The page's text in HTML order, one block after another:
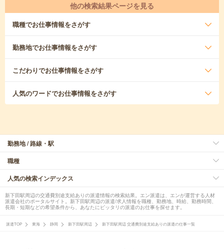
他の検索結果ページを見る
職種でお仕事情報をさがす
勤務地でお仕事情報をさがす
こだわりでお仕事情報をさがす
人気のワードでお仕事情報をさがす
勤務地 / 路線・駅
職種
人気の検索インデックス
新下田駅周辺の交通費別途支給ありの派遣情報の検索結果。エン派遣は、エンが運営する人材
派遣会社のポータルサイト。新下田駅周辺の派遣/求人情報を職種、勤務地、時給、勤務時間、
長期・短期などの希望条件から、あなたにピッタリの派遣のお仕事を探せます。
派遣TOP 東海 静岡 新下田駅周辺 新下田駅周辺 交通費別途支給ありの派遣の仕事一覧